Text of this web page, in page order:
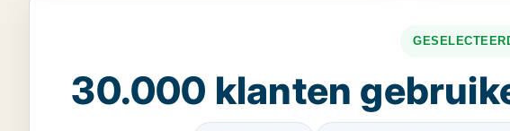
30.000 klanten